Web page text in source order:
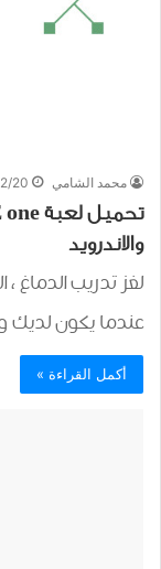
محمد الشامي 20
والاندرويد
لغز تدريب الدماغ
عندما يكون لديك
أكمل القراءة »